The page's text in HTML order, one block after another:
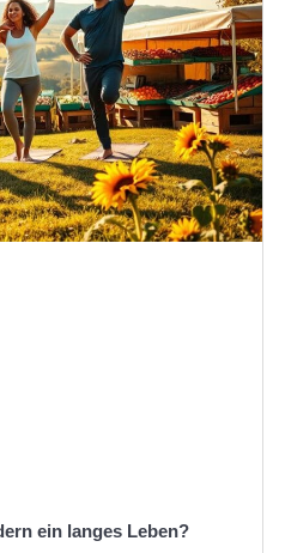
ein langes Leben?